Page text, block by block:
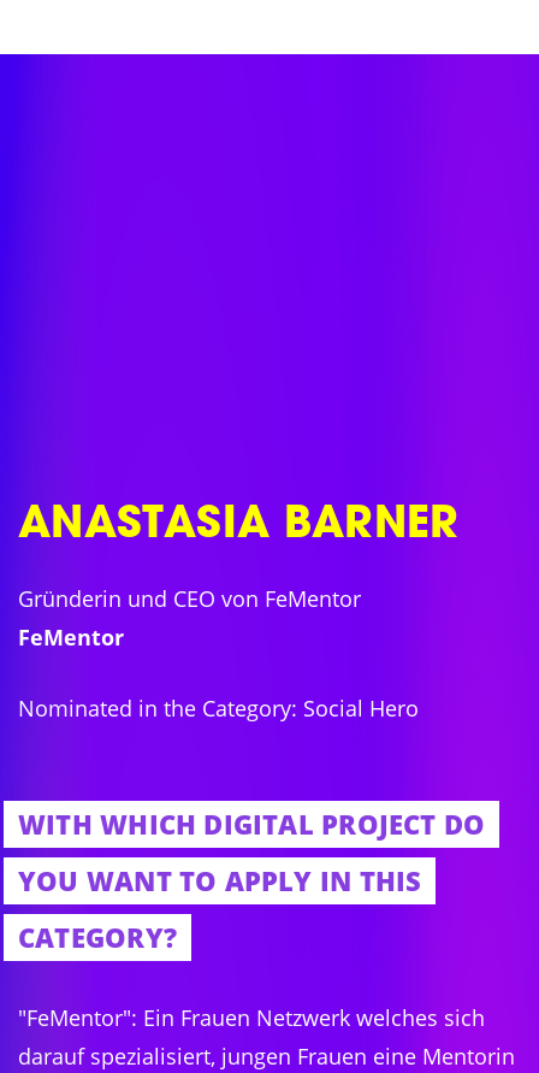
ANASTASIA BARNER
Gründerin und CEO von FeMentor
FeMentor
Nominated in the Category: Social Hero
WITH WHICH DIGITAL PROJECT DO
YOU WANT TO APPLY IN THIS
CATEGORY?
"FeMentor": Ein Frauen Netzwerk welches sich
darauf spezialisiert, jungen Frauen eine Mentorin